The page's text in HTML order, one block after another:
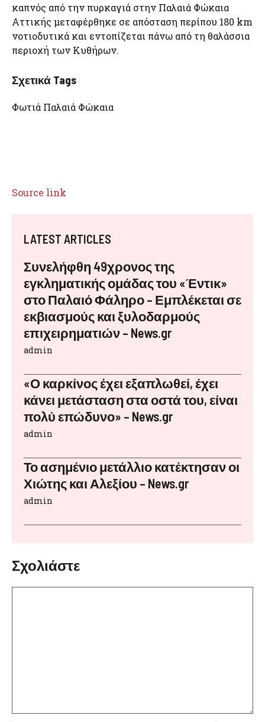
καπνός από την πυρκαγιά στην Παλαιά Φώκαια
Αττικής μεταφέρθηκε σε απόσταση περίπου 180 km
νοτιοδυτικά και εντοπίζεται πάνω από τη θαλάσσια
περιοχή των Κυθήρων.
Σχετικά Tags
Φωτιά Παλαιά Φώκαια
Source link
LATEST ARTICLES
Συνελήφθη 49χρονος της
εγκληματικής ομάδας του «Έντικ»
στο Παλαιό Φάληρο – Εμπλέκεται σε
εκβιασμούς και ξυλοδαρμούς
επιχειρηματιών – News.gr
admin
«Ο καρκίνος έχει εξαπλωθεί, έχει
κάνει μετάσταση στα οστά του, είναι
πολύ επώδυνο» – News.gr
admin
Το ασημένιο μετάλλιο κατέκτησαν οι
Χιώτης και Αλεξίου – News.gr
admin
Σχολιάστε